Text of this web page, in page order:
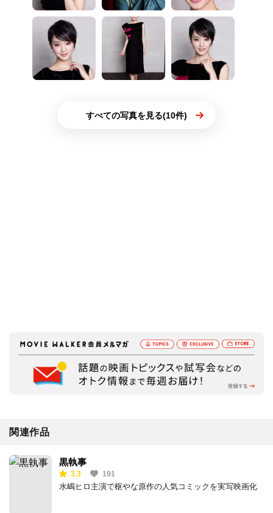
すべての写真を見る(10件)
関連作品
黒執事
3.3 191
水嶋ヒロ主演で枢やな原作の人気コミックを実写映画化